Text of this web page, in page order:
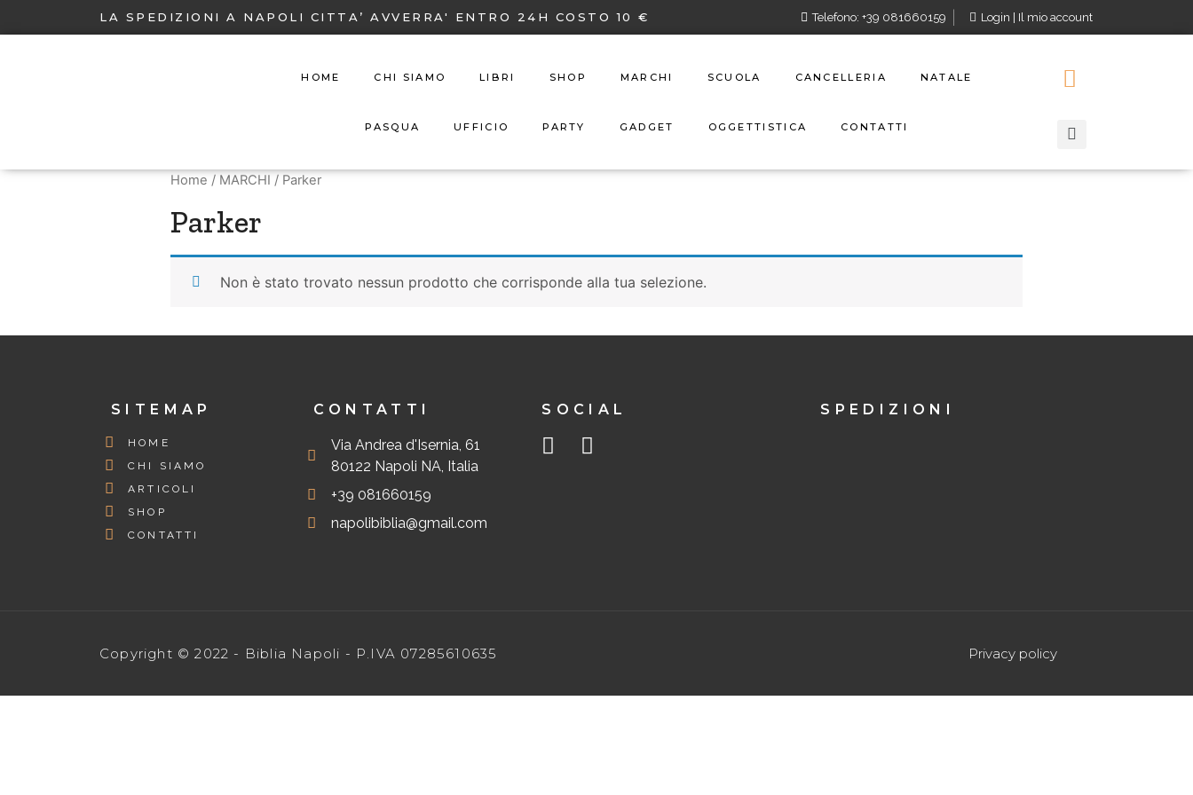
LA SPEDIZIONI A NAPOLI CITTA’ AVVERRA' ENTRO 24H COSTO 10 € Telefono: +39 081660159 Login | Il mio account
HOME CHI SIAMO LIBRI SHOP MARCHI SCUOLA CANCELLERIA NATALE
PASQUA UFFICIO PARTY GADGET OGGETTISTICA CONTATTI
Home / MARCHI / Parker
Parker
Non è stato trovato nessun prodotto che corrisponde alla tua selezione.
SITEMAP
HOME
CHI SIAMO
ARTICOLI
SHOP
CONTATTI
CONTATTI
Via Andrea d'Isernia, 61
80122 Napoli NA, Italia
+39 081660159
napolibiblia@gmail.com
SOCIAL SPEDIZIONI
Copyright © 2022 - Biblia Napoli - P.IVA 07285610635 Privacy policy